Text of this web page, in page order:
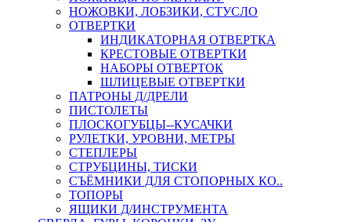
НОЖОВКИ, ЛОБЗИКИ, СТУСЛО
ОТВЕРТКИ
ИНДИКАТОРНАЯ ОТВЕРТКА
КРЕСТОВЫЕ ОТВЕРТКИ
НАБОРЫ ОТВЕРТОК
ШЛИЦЕВЫЕ ОТВЕРТКИ
ПАТРОНЫ Д/ДРЕЛИ
ПИСТОЛЕТЫ
ПЛОСКОГУБЦЫ--КУСАЧКИ
РУЛЕТКИ, УРОВНИ, МЕТРЫ
СТЕПЛЕРЫ
СТРУБЦИНЫ, ТИСКИ
СЪЁМНИКИ ДЛЯ СТОПОРНЫХ КО..
ТОПОРЫ
ЯЩИКИ Д/ИНСТРУМЕНТА